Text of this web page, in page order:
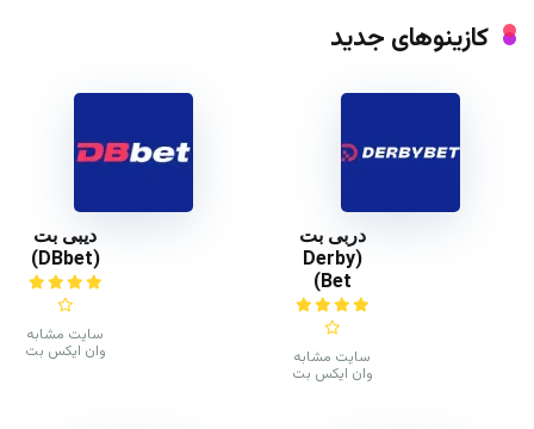
کازینوهای جدید
دربی بت
(Derby
Bet)
سایت مشابه
وان ایکس بت
دیبی بت
(DBbet)
سایت مشابه
وان ایکس بت